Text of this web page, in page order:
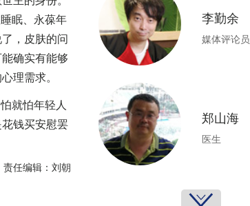
眠、永葆年
，皮肤的问
确实有能够
理需求。
就怕年轻人
钱买安慰罢
责任编辑：刘朝
李勤余
媒体评论员
郑山海
医生